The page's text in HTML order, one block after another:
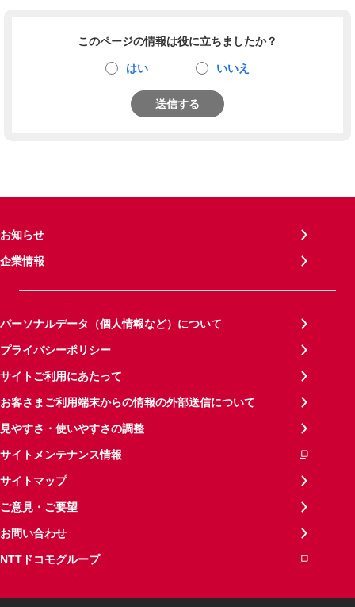
このページの情報は役に立ちましたか？
はい いいえ
送信する
お知らせ
企業情報
パーソナルデータ（個人情報など）について
プライバシーポリシー
サイトご利用にあたって
お客さまご利用端末からの情報の外部送信について
見やすさ・使いやすさの調整
サイトメンテナンス情報
サイトマップ
ご意見・ご要望
お問い合わせ
NTTドコモグループ